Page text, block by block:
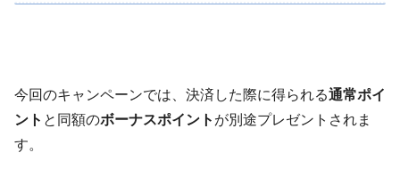
今回のキャンペーンでは、決済した際に得られる通常ポイ
ント と同額のボーナスポイント が別途プレゼントされま
す。